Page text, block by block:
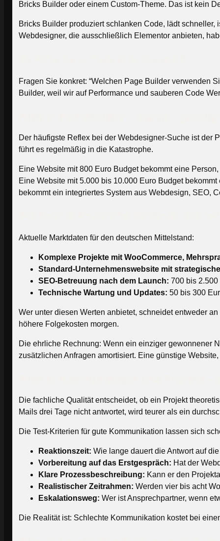
Bricks Builder oder einem Custom-Theme. Das ist kein
Bricks Builder produziert schlanken Code, lädt
Webdesigner, die ausschließlich Elementor anbieten,
Fragen Sie konkret: “Welchen Page Builder verwenden
Builder, weil wir auf Performance und sauberen Code
Der häufigste Reflex bei der Webdesigner-Suche ist der
führt es regelmäßig in die Katastrophe.
Eine Website mit 800 Euro Budget bekommt eine
Eine Website mit 5.000 bis 10.000 Euro Budget
bekommt ein integriertes System aus Webdesign, SEO,
Aktuelle Marktdaten für den deutschen Mittelstand:
Komplexe Projekte mit WooCommerce,
Standard-Unternehmenswebsite mit
SEO-Betreuung nach dem Launch: 700 bis
Technische Wartung und Updates: 50 bis 300
Wer unter diesen Werten anbietet, schneidet entweder
höhere Folgekosten morgen.
Die ehrliche Rechnung: Wenn ein einziger gewonnener
zusätzlichen Anfragen amortisiert. Eine günstige
Die fachliche Qualität entscheidet, ob ein Projekt
Mails drei Tage nicht antwortet, wird teurer als ein
Die Test-Kriterien für gute Kommunikation lassen sich
Reaktionszeit: Wie lange dauert die Antwort auf
Vorbereitung auf das Erstgespräch: Hat der
Klare Prozessbeschreibung: Kann er den
Realistischer Zeitrahmen: Werden vier bis acht
Eskalationsweg: Wer ist Ansprechpartner, wenn
Die Realität ist: Schlechte Kommunikation kostet bei